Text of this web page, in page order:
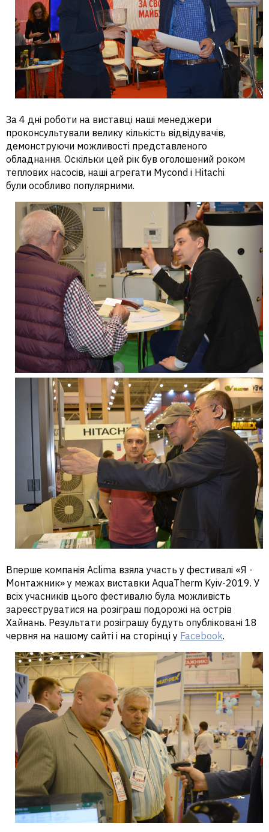
За 4 дні роботи на виставці наші менеджери
проконсультували велику кількість відвідувачів,
демонструючи можливості представленого
обладнання. Оскільки цей рік був оголошений роком
теплових насосів, наші агрегати Mycond і Hitachi
були особливо популярними.
Вперше компанія Aclima взяла участь у фестивалі «Я -
Монтажник» у межах виставки AquaTherm Kyiv-2019. У
всіх учасників цього фестивалю була можливість
зареєструватися на розіграш подорожі на острів
Хайнань. Результати розіграшу будуть опубліковані 18
червня на нашому сайті і на сторінці у Facebook.